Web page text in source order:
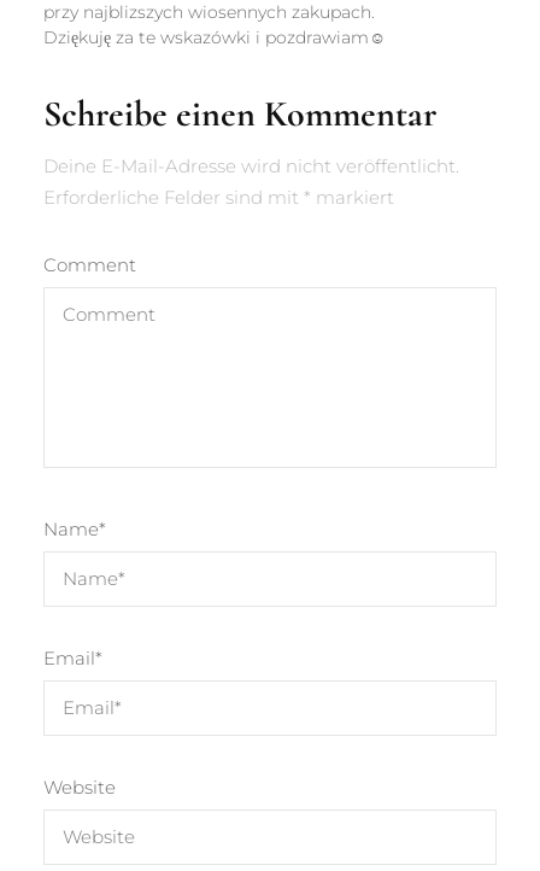
przy najblizszych wiosennych zakupach.
Dziękuję za te wskazówki i pozdrawiam☺
Schreibe einen Kommentar
Deine E-Mail-Adresse wird nicht veröffentlicht.
Erforderliche Felder sind mit * markiert
Comment
Name*
Email*
Website